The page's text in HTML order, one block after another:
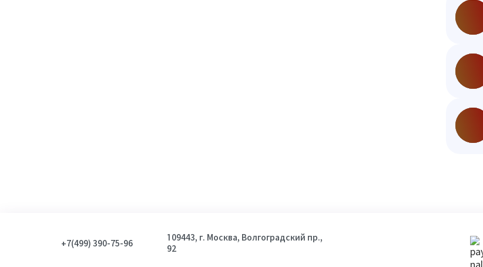
+7(499) 390-75-96
109443, г. Москва, Волгоградский пр.,
92